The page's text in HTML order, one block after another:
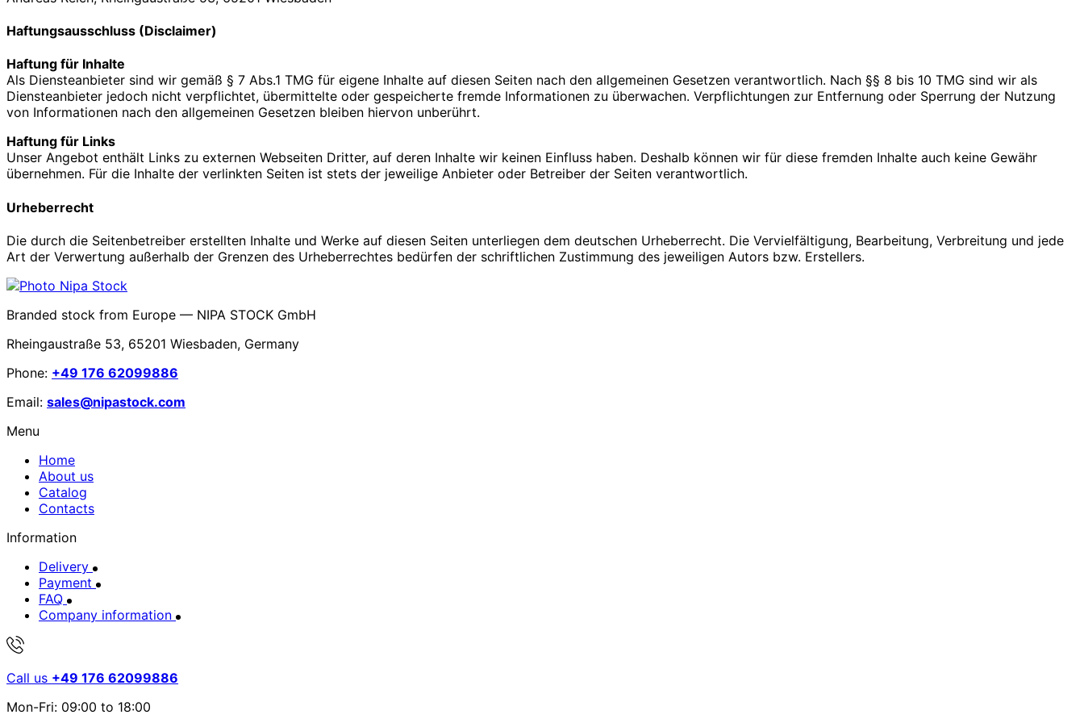
Haftungsausschluss (Disclaimer)
Haftung für Inhalte
Als Diensteanbieter sind wir gemäß § 7 Abs.1 TMG für eigene Inhalte auf diesen Seiten nach den allgemeinen Gesetzen verantwortlich. Nach §§ 8 bis 10 TMG sind wir als
Diensteanbieter jedoch nicht verpflichtet, übermittelte oder gespeicherte fremde Informationen zu überwachen. Verpflichtungen zur Entfernung oder Sperrung der Nutzung
von Informationen nach den allgemeinen Gesetzen bleiben hiervon unberührt.
Haftung für Links
Unser Angebot enthält Links zu externen Webseiten Dritter, auf deren Inhalte wir keinen Einfluss haben. Deshalb können wir für diese fremden Inhalte auch keine Gewähr
übernehmen. Für die Inhalte der verlinkten Seiten ist stets der jeweilige Anbieter oder Betreiber der Seiten verantwortlich.
Urheberrecht
Die durch die Seitenbetreiber erstellten Inhalte und Werke auf diesen Seiten unterliegen dem deutschen Urheberrecht. Die Vervielfältigung, Bearbeitung, Verbreitung und jede
Art der Verwertung außerhalb der Grenzen des Urheberrechtes bedürfen der schriftlichen Zustimmung des jeweiligen Autors bzw. Erstellers.
Branded stock from Europe — NIPA STOCK GmbH
Rheingaustraße 53, 65201 Wiesbaden, Germany
Phone: +49 176 62099886
Email: sales@nipastock.com
Menu
Home
About us
Catalog
Contacts
Information
Delivery
Payment
FAQ
Company information
Call us +49 176 62099886
Mon-Fri: 09:00 to 18:00